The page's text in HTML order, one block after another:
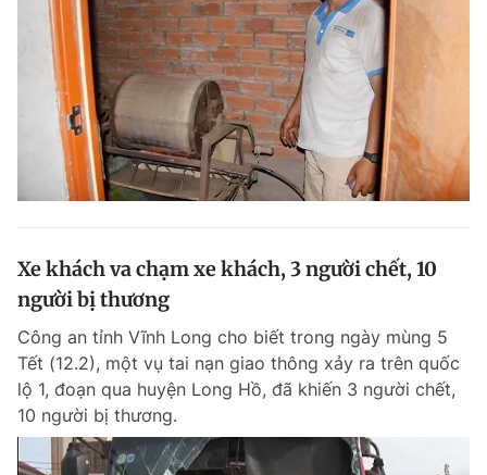
Xe khách va chạm xe khách, 3 người chết, 10
người bị thương
Công an tỉnh Vĩnh Long cho biết trong ngày mùng 5
Tết (12.2), một vụ tai nạn giao thông xảy ra trên quốc
lộ 1, đoạn qua huyện Long Hồ, đã khiến 3 người chết,
10 người bị thương.